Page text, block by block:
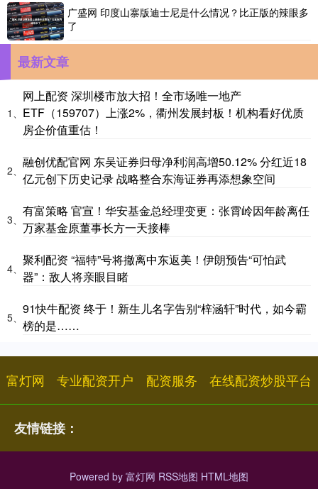
广盛网 印度山寨版迪士尼是什么情况？比正版的辣眼多
了
最新文章
1、
网上配资 深圳楼市放大招！全市场唯一地产
ETF（159707）上涨2%，衢州发展封板！机构看好优质
房企价值重估！
2、
融创优配官网 东吴证券归母净利润高增50.12% 分红近18
亿元创下历史记录 战略整合东海证券再添想象空间
3、
有富策略 官宣！华安基金总经理变更：张霄岭因年龄离任
万家基金原董事长方一天接棒
4、
聚利配资 “福特”号将撤离中东返美！伊朗预告“可怕武
器”：敌人将亲眼目睹
5、
91快牛配资 终于！新生儿名字告别“梓涵轩”时代，如今霸
榜的是……
富灯网 专业配资开户 配资服务 在线配资炒股平台
友情链接：
Powered by 富灯网 RSS地图 HTML地图